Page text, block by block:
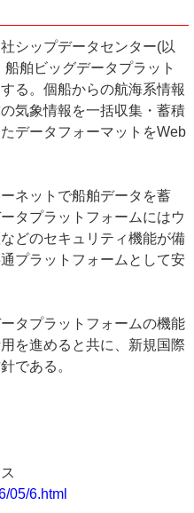
シップデータセンター(以
舶ビッグデータプラット
る。個船からの航海系情報
気象情報を一括収集・蓄積
データフォーマットをWeb
ネットで船舶データを蓄
タプラットフォームにはウ
どのセキュリティ機能が備
プラットフォームとして安
タプラットフォームの機能
を進めると共に、新規国際
である。
05/6.html